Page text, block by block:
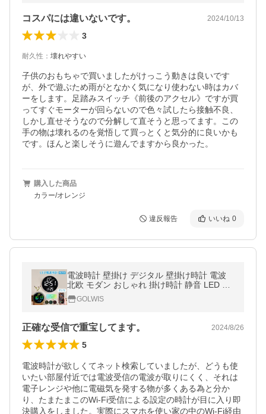
コスパには違いないです。 2024/10/13
3
耐久性 ： 壊れやすい
子供のおもちゃで買いましたがけっこう動きは良いです
が、外で遊ぶため雨がとなかく気になり使わない時はカバ
ーをします。足踏みスイッチ《前後のアクセル》ですが買
ってすぐモーターが回らないので色々試したら接触不良、
しかし直せそうなので分解して直そうと思ってます。この
手の物は壊れるのを覚悟して買っとくと気分的に良いかも
です。ほんと楽しそうに遊んでますから良かった。
購入した商品
カラー/オレンジ
違反報告 いいね 0
電波時計 壁掛け デジタル 壁掛け時計 電波
北欧 モダン おしゃれ 掛け時計 静音 LED デ
ジタル時計 掛時計 WiFi アプリ カラー グラ
デーション 遠隔操作
GOLWIS
正確な受信で重宝してます。 2024/8/26
5
電波時計が欲しくてネット検索していましたが、どうも使
いたい部屋付近では電波受信の電波が取りにくく、それは
電子レンジや他に電磁気を発する物が多くある為と分か
り、たまたまこのWi-Fi受信による設定の時計が目に入り即
決購入をしました。実際にスマホを使い家の中のWi-Fi経由